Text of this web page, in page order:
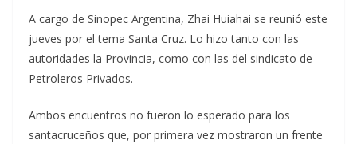
A cargo de Sinopec Argentina, Zhai Huiahai se reunió este
jueves por el tema Santa Cruz. Lo hizo tanto con las
autoridades la Provincia, como con las del sindicato de
Petroleros Privados.
Ambos encuentros no fueron lo esperado para los
santacruceños que, por primera vez mostraron un frente